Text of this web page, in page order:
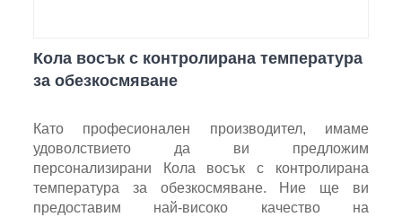
Кола восък с контролирана температура
за обезкосмяване
Като професионален производител, имаме
удоволствието да ви предложим
персонализирани Кола восък с контролирана
температура за обезкосмяване. Ние ще ви
предоставим най-високо качество на